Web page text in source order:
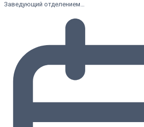
Заведующий отделением…